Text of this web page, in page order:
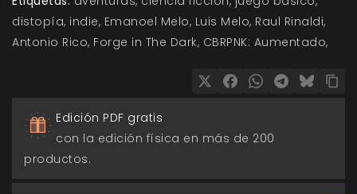
distopía indie Emanoel Melo Luis Melo Raul Rinaldi
Antonio Rico Forge in The Dark CBRPNK: Aumentado
Edición PDF gratis
con la edición física en más de 200
productos.